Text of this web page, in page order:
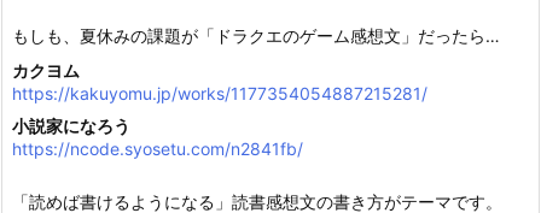
もしも、夏休みの課題が「ドラクエのゲーム感想文」だったら…
カクヨム
https://kakuyomu.jp/works/1177354054887215281/
小説家になろう
https://ncode.syosetu.com/n2841fb/
「読めば書けるようになる」読書感想文の書き方がテーマです。